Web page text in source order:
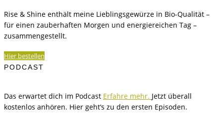
Rise & Shine enthält meine Lieblingsgewürze in Bio-Qualität –
für einen zauberhaften Morgen und energiereichen Tag –
zusammengestellt.
Hier bestellen
PODCAST
Das erwartet dich im Podcast Erfahre mehr. Jetzt überall
kostenlos anhören. Hier geht’s zu den ersten Episoden.